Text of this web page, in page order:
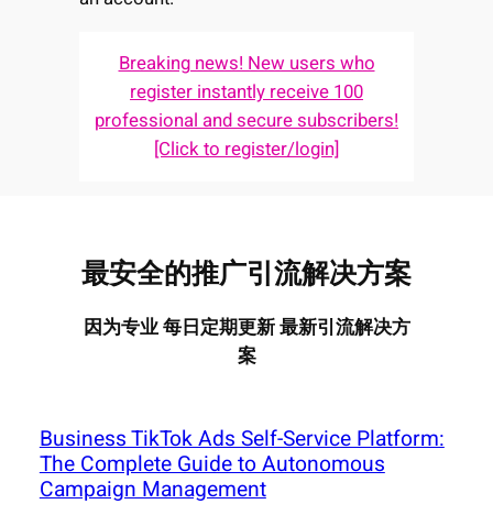
Breaking news! New users who
register instantly receive 100
professional and secure subscribers!
[Click to register/login]
最安全的推广引流解决方案
因为专业 每日定期更新 最新引流解决方
案
Business TikTok Ads Self-Service Platform:
The Complete Guide to Autonomous
Campaign Management